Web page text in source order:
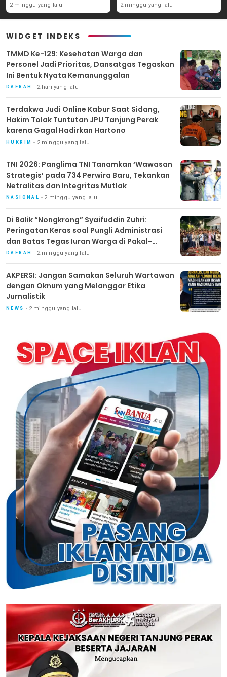
Tanjung Perak karena
Gagal Hadirkan Hartono
2 minggu yang lalu
Perwira Baru, Tekankan
Netralitas dan Integritas
2 minggu yang lalu
WIDGET INDEKS
TMMD Ke-129: Kesehatan Warga dan
Personel Jadi Prioritas, Dansatgas Tegaskan
Ini Bentuk Nyata Kemanunggalan
DAERAH 2 hari yang lalu
Terdakwa Judi Online Kabur Saat Sidang,
Hakim Tolak Tuntutan JPU Tanjung Perak
karena Gagal Hadirkan Hartono
HUKRIM 2 minggu yang lalu
TNI 2026: Panglima TNI Tanamkan ‘Wawasan
Strategis’ pada 734 Perwira Baru, Tekankan
Netralitas dan Integritas Mutlak
NASIONAL 2 minggu yang lalu
Di Balik “Nongkrong” Syaifuddin Zuhri:
Peringatan Keras soal Pungli Administrasi
dan Batas Tegas Iuran Warga di Pakal-
Benowo
DAERAH 2 minggu yang lalu
AKPERSI: Jangan Samakan Seluruh Wartawan
dengan Oknum yang Melanggar Etika
Jurnalistik
NEWS 2 minggu yang lalu